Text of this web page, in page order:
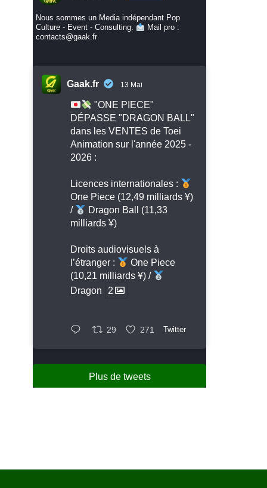
Nous sommes un Media indépendant Pop
Culture - Event - Consulting.
Mail pro :
contacts@gaak.fr
Gaak.fr 13 Mai
"ONE PIECE"
DÉPASSE "DRAGON BALL"
dans les VENTES de Toei
Animation sur l'année 2025 -
2026 :
Licences internationales :
One Piece (12,49 milliards ¥)
/
Dragon Ball (11,33
milliards ¥)
Droits audiovisuels à
l’étranger :
One Piece
(10,21 milliards ¥) /
Dragon
2
29 271 Twitter
Plus de tweets